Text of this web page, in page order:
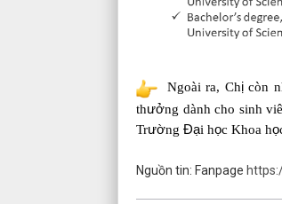
Ngoài ra, Chịcòn
thưởng dành cho sinh
Trường Đại học Khoa họ
Nguồn tin: Fanpage